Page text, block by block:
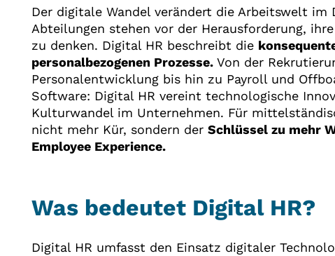
Der digitale Wandel verändert die Arbeitswelt im
Abteilungen stehen vor der Herausforderung,
zu denken. Digital HR beschreibt die
personalbezogenen Prozesse. Von der
Personalentwicklung bis hin zu Payroll und
Software: Digital HR vereint technologische
Kulturwandel im Unternehmen. Für
nicht mehr Kür, sondern der Schlüssel zu mehr
Employee Experience.
Was bedeutet Digital HR?
Digital HR umfasst den Einsatz digitaler